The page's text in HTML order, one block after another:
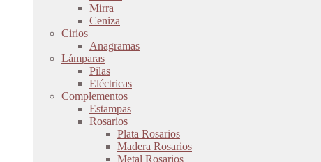
Mirra
Ceniza
Cirios
Anagramas
Lámparas
Pilas
Eléctricas
Complementos
Estampas
Rosarios
Plata Rosarios
Madera Rosarios
Metal Rosarios